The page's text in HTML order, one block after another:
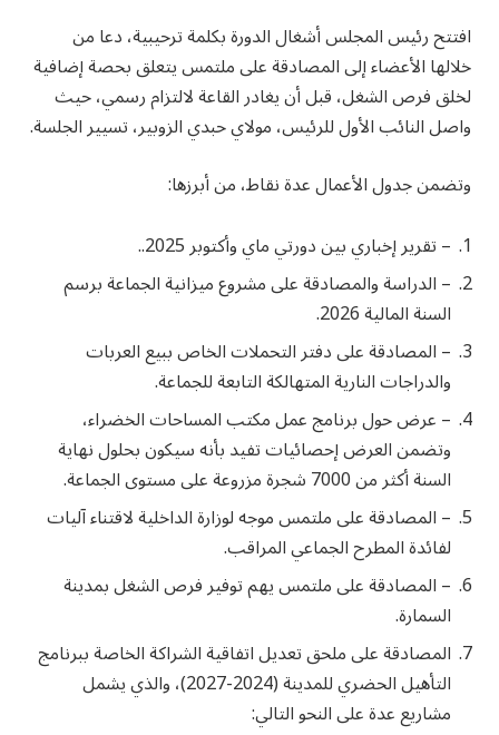
افتتح رئيس المجلس أشغال الدورة بكلمة ترحيبية، دعا من
خلالها الأعضاء إلى المصادقة على ملتمس يتعلق بحصة إضافية
لخلق فرص الشغل، قبل أن يغادر القاعة لالتزام رسمي، حيث
واصل النائب الأول للرئيس، مولاي حبدي الزوبير، تسيير الجلسة.
وتضمن جدول الأعمال عدة نقاط، من أبرزها:
– تقرير إخباري بين دورتي ماي وأكتوبر 2025..
– الدراسة والمصادقة على مشروع ميزانية الجماعة برسم
السنة المالية 2026.
– المصادقة على دفتر التحملات الخاص ببيع العربات
والدراجات النارية المتهالكة التابعة للجماعة.
– عرض حول برنامج عمل مكتب المساحات الخضراء،
وتضمن العرض إحصائيات تفيد بأنه سيكون بحلول نهاية
السنة أكثر من 7000 شجرة مزروعة على مستوى الجماعة.
– المصادقة على ملتمس موجه لوزارة الداخلية لاقتناء آليات
لفائدة المطرح الجماعي المراقب.
– المصادقة على ملتمس يهم توفير فرص الشغل بمدينة
السمارة.
المصادقة على ملحق تعديل اتفاقية الشراكة الخاصة ببرنامج
التأهيل الحضري للمدينة (2024-2027)، والذي يشمل
مشاريع عدة على النحو التالي: